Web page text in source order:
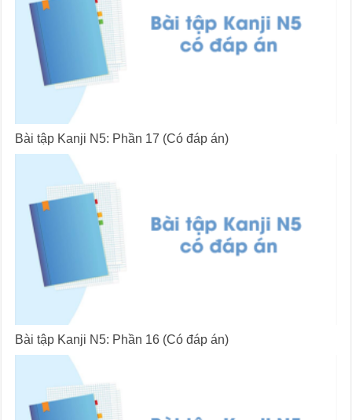
Bài tập Kanji N5: Phần 17 (Có đáp án)
Bài tập Kanji N5: Phần 16 (Có đáp án)